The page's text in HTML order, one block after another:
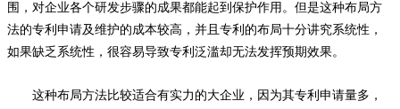
围，对企业各个研发步骤的成果都能起到保护作用。但是这种布局方
法的专利申请及维护的成本较高，并且专利的布局十分讲究系统性，
如果缺乏系统性，很容易导致专利泛滥却无法发挥预期效果。
这种布局方法比较适合有实力的大企业，因为其专利申请量多，